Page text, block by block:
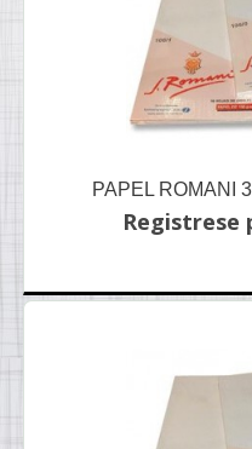
PAPEL ROMANI
Registrese